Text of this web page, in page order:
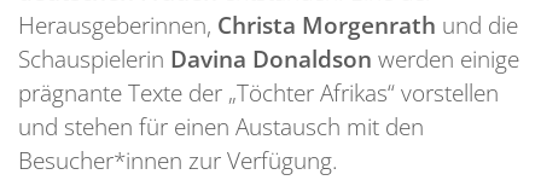
Herausgeberinnen, Christa Morgenrath und die
Schauspielerin Davina Donaldson werden einige
prägnante Texte der „Töchter Afrikas“ vorstellen
und stehen für einen Austausch mit den
Besucher*innen zur Verfügung.